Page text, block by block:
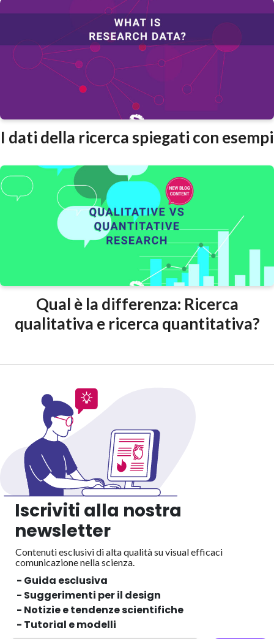
I dati della ricerca spiegati con esempi
Qual è la differenza: Ricerca
qualitativa e ricerca quantitativa?
Iscriviti alla nostra
newsletter
Contenuti esclusivi di alta qualità su visual efficaci
comunicazione nella scienza.
- Guida esclusiva
- Suggerimenti per il design
- Notizie e tendenze scientifiche
- Tutorial e modelli